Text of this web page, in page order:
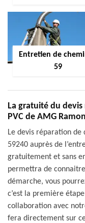
Entretien de
59
La gratuité du
PVC de AMG
Le devis réparation de
59240 auprès de
gratuitement et sans
permettra de
démarche, vous
c’est la première
collaboration avec
fera directement sur